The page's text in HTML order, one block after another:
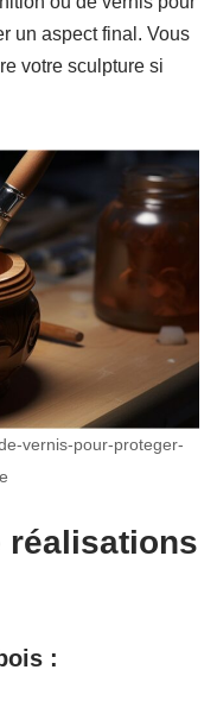
un aspect final. Vous
votre sculpture si
vernis-pour-proteger-
réalisations
: